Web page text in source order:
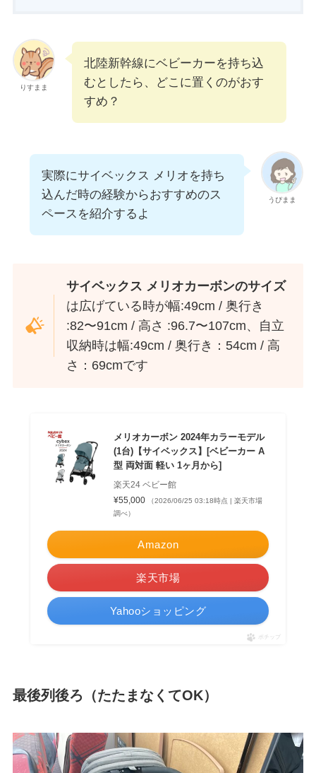
りすまま
北陸新幹線にベビーカーを持ち込
むとしたら、どこに置くのがおす
すめ？
うぴまま
実際にサイベックス メリオを持ち
込んだ時の経験からおすすめのス
ペースを紹介するよ
サイベックス メリオカーボンのサイズ
は広げている時が幅:49cm / 奥行き
:82〜91cm / 高さ :96.7〜107cm、自立
収納時は幅:49cm / 奥行き：54cm / 高
さ：69cmです
メリオカーボン 2024年カラーモデル
(1台)【サイベックス】[ベビーカー A
型 両対面 軽い 1ヶ月から]
楽天24 ベビー館
¥55,000
（2026/06/25 03:18時点 | 楽天市場
調べ）
Amazon
楽天市場
Yahooショッピング
ポチップ
最後列後ろ（たたまなくてOK）